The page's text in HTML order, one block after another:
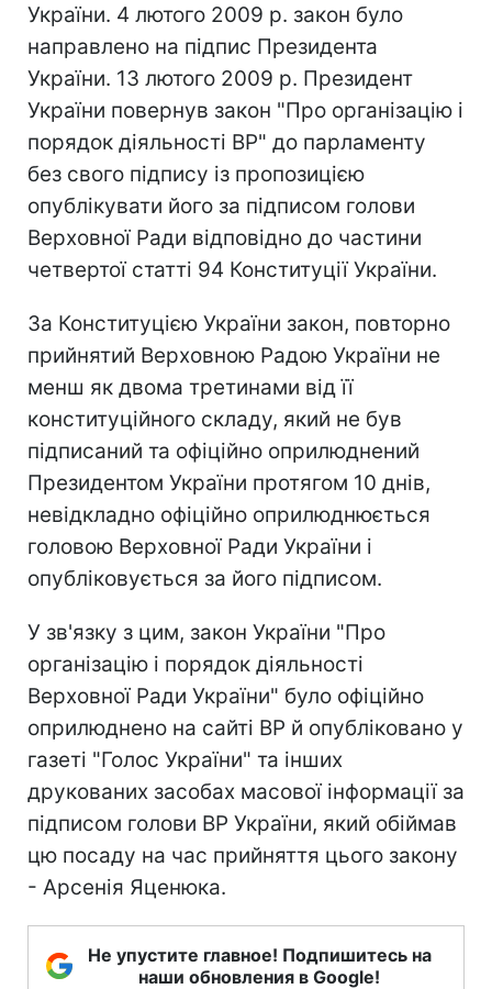
України. 4 лютого 2009 р. закон було
направлено на підпис Президента
України. 13 лютого 2009 р. Президент
України повернув закон "Про організацію і
порядок діяльності ВР" до парламенту
без свого підпису із пропозицією
опублікувати його за підписом голови
Верховної Ради відповідно до частини
четвертої статті 94 Конституції України.
За Конституцією України закон, повторно
прийнятий Верховною Радою України не
менш як двома третинами від її
конституційного складу, який не був
підписаний та офіційно оприлюднений
Президентом України протягом 10 днів,
невідкладно офіційно оприлюднюється
головою Верховної Ради України і
опубліковується за його підписом.
У зв'язку з цим, закон України "Про
організацію і порядок діяльності
Верховної Ради України" було офіційно
оприлюднено на сайті ВР й опубліковано у
газеті "Голос України" та інших
друкованих засобах масової інформації за
підписом голови ВР України, який обіймав
цю посаду на час прийняття цього закону
- Арсенія Яценюка.
Не упустите главное! Подпишитесь на
наши обновления в Google!